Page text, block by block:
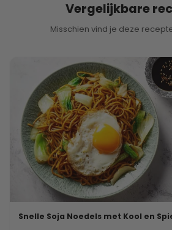
Vergelijkbare
Misschien vind je deze
Snelle Soja Noedels met Kool en